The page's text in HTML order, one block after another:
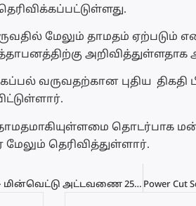
மேலும் தாமதம்
அறிவித்துள்ளதாக
வருவதற்கான புதிய
தொடர்பாக
தெரிவித்துள்ளார்.
Power Cut Schedule – மின்வெட்டு அட்டவணை 25.06.2022